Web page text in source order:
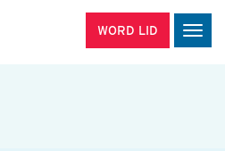
WORD LID